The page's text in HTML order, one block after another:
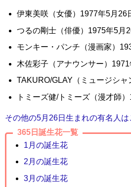
伊東美咲（女優）1977年5月26
つるの剛士（俳優）1975年5月
モンキー・パンチ（漫画家）
木佐彩子（アナウンサー）1971
TAKURO/GLAY（ミュージシャ
トミーズ健/トミーズ（漫才師
その他の5月26日生まれの有名人は
365日誕生花一覧
1月の誕生花
2月の誕生花
3月の誕生花